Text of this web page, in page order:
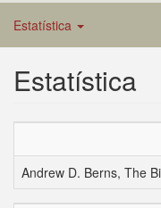
Estatística
Estatística
Andrew D. Berns, The